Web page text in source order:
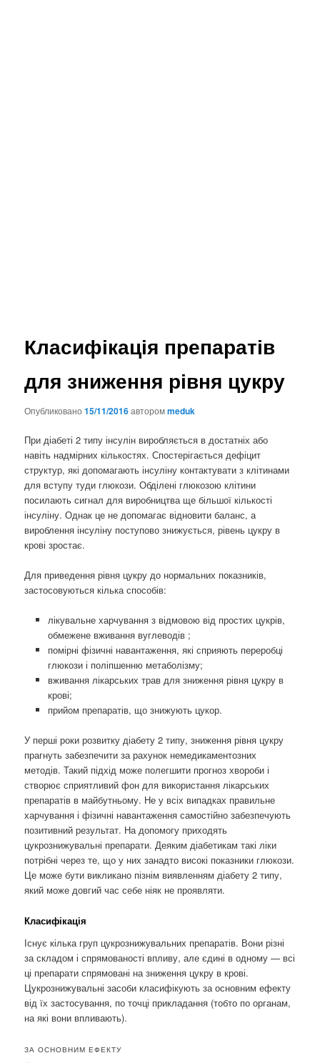
Класифікація препаратів
для зниження рівня цукру
Опубликовано15/11/2016авторомmeduk
При діабеті 2 типу інсулін виробляється в достатніх або
навіть надмірних кількостях. Спостерігається дефіцит
структур, які допомагають інсуліну контактувати з клітинами
для вступу туди глюкози. Обділені глюкозою клітини
посилають сигнал для виробництва ще більшої кількості
інсуліну. Однак це не допомагає відновити баланс, а
вироблення інсуліну поступово знижується, рівень цукру в
крові зростає.
Для приведення рівня цукру до нормальних показників,
застосовуються кілька способів:
лікувальне харчування з відмовою від простих цукрів,
обмежене вживання вуглеводів ;
помірні фізичні навантаження, які сприяють переробці
глюкози і поліпшенню метаболізму;
вживання лікарських трав для зниження рівня цукру в
крові;
прийом препаратів, що знижують цукор.
У перші роки розвитку діабету 2 типу, зниження рівня цукру
прагнуть забезпечити за рахунок немедикаментозних
методів. Такий підхід може полегшити прогноз хвороби і
створює сприятливий фон для використання лікарських
препаратів в майбутньому. Не у всіх випадках правильне
харчування і фізичні навантаження самостійно забезпечують
позитивний результат. На допомогу приходять
цукрознижувальні препарати. Деяким діабетикам такі ліки
потрібні через те, що у них занадто високі показники глюкози.
Це може бути викликано пізнім виявленням діабету 2 типу,
який може довгий час себе ніяк не проявляти.
Класифікація
Існує кілька груп цукрознижувальних препаратів. Вони різні
за складом і спрямованості впливу, але єдині в одному — всі
ці препарати спрямовані на зниження цукру в крові.
Цукрознижувальні засоби класифікують за основним ефекту
від їх застосування, по точці прикладання (тобто по органам,
на які вони впливають).
ЗА ОСНОВНИМ ЕФЕКТУ